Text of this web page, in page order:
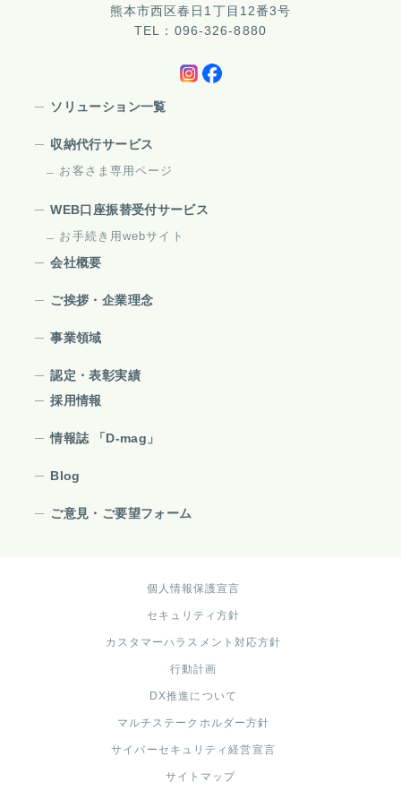
熊本市西区春日1丁目12番3号
TEL：096-326-8880
ソリューション一覧
収納代行サービス
お客さま専用ページ
WEB口座振替受付サービス
お手続き用webサイト
会社概要
ご挨拶・企業理念
事業領域
認定・表彰実績
採用情報
情報誌 「D-mag」
Blog
ご意見・ご要望フォーム
個人情報保護宣言
セキュリティ方針
カスタマーハラスメント対応方針
行動計画
DX推進について
マルチステークホルダー方針
サイバーセキュリティ経営宣言
サイトマップ